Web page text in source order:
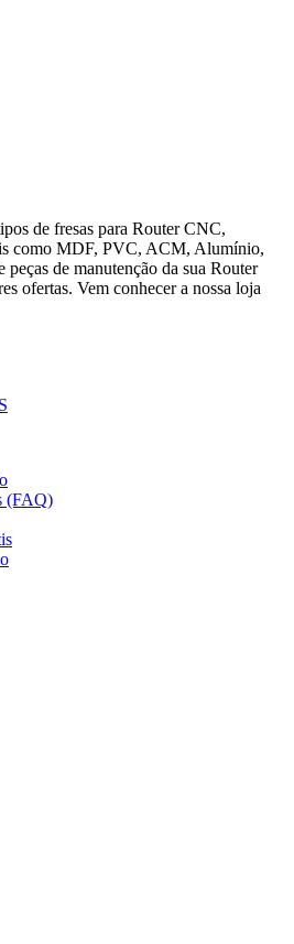
de fresas para Router CNC,
como MDF, PVC, ACM, Alumínio,
de manutenção da sua Router
ofertas. Vem conhecer a nossa loja
(FAQ)